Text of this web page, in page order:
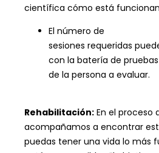
científica cómo está
El número de
sesiones requeridas
con la batería de
de la persona a evaluar.
Rehabilitación: En el proceso
acompañamos a encontrar
puedas tener una vida lo más